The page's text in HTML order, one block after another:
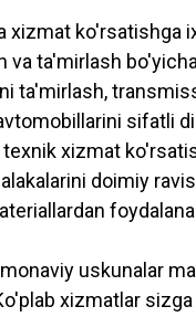
xizmat ko'rsatishga
ta'mirlash
ta'mirlash,
sifatli
xizmat
doimiy
uskunalar
xizmatlar